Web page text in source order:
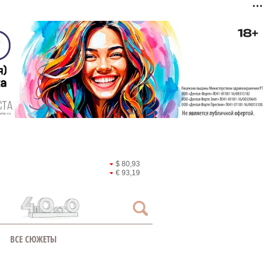
$ 80,93
€ 93,19
ВСЕ СЮЖЕТЫ